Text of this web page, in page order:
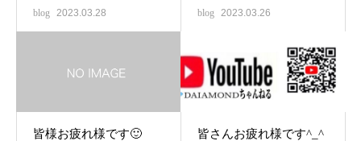
blog 2023.03.28 blog 2023.03.26
皆様お疲れ様です🙂
皆さんお疲れ様です^_^